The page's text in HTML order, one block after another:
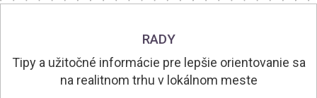
RADY
Tipy a užitočné informácie pre lepšie orientovanie sa
na realitnom trhu v lokálnom meste